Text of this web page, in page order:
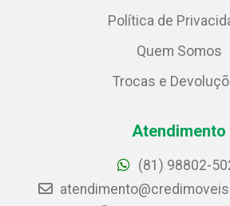
Política de
Quem Somos
Trocas e
Atendimento
(81) 98802-